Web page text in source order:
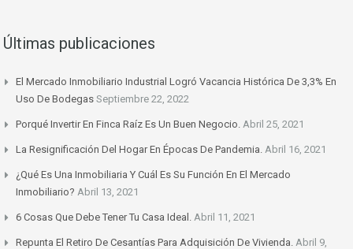
Últimas publicaciones
El Mercado Inmobiliario Industrial Logró Vacancia Histórica De 3,3% En
Uso De Bodegas Septiembre 22, 2022
Porqué Invertir En Finca Raíz Es Un Buen Negocio. Abril 25, 2021
La Resignificación Del Hogar En Épocas De Pandemia. Abril 16, 2021
¿Qué Es Una Inmobiliaria Y Cuál Es Su Función En El Mercado
Inmobiliario? Abril 13, 2021
6 Cosas Que Debe Tener Tu Casa Ideal. Abril 11, 2021
Repunta El Retiro De Cesantías Para Adquisición De Vivienda. Abril 9,